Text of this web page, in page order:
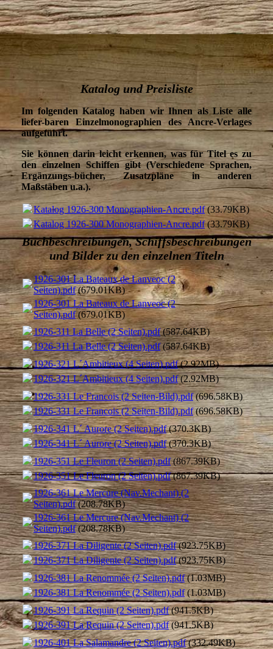
1926-901(1) La Vénus (Seite 1)
Katalog und Preisliste
Im folgenden Katalog haben wir Ihnen als Liste alle
liefer-baren Einzelmonographien des Ancre-Verlages
aufgeführt.
Sie können darin leicht erkennen, was für Titel es zu
den einzelnen Schiffen gibt (Verschiedene Sprachen,
Ergänzungs-bücher, Zusatzpläne in anderen
Maßstäben u.a.).
Katalog 1926-300 Monographien-Ancre.pdf(33.79KB)
Katalog 1926-300 Monographien-Ancre.pdf(33.79KB)
Buchbeschreibungen, Schiffsbeschreibungen
und Bilder zu den einzelnen Titeln
1926-301 La Bateaux de Lanveoc (2
Seiten).pdf(679.01KB)
1926-301 La Bateaux de Lanveoc (2
Seiten).pdf(679.01KB)
1926-311 La Belle (2 Seiten).pdf(587.64KB)
1926-311 La Belle (2 Seiten).pdf(587.64KB)
1926-321 L´Ambitieux (4 Seiten).pdf(2.92MB)
1926-321 L´Ambitieux (4 Seiten).pdf(2.92MB)
1926-331 Le Francois (2 Seiten-Bild).pdf(696.58KB)
1926-331 Le Francois (2 Seiten-Bild).pdf(696.58KB)
1926-341 L´ Aurore (2 Seiten).pdf(370.3KB)
1926-341 L´ Aurore (2 Seiten).pdf(370.3KB)
1926-351 Le Fleuron (2 Seiten).pdf(867.39KB)
1926-351 Le Fleuron (2 Seiten).pdf(867.39KB)
1926-361 Le Mercure (Nav.Mechant) (2
Seiten).pdf(208.78KB)
1926-361 Le Mercure (Nav.Mechant) (2
Seiten).pdf(208.78KB)
1926-371 La Diligente (2 Seiten).pdf(923.75KB)
1926-371 La Diligente (2 Seiten).pdf(923.75KB)
1926-381 La Renommée (2 Seiten).pdf(1.03MB)
1926-381 La Renommée (2 Seiten).pdf(1.03MB)
1926-391 La Requin (2 Seiten).pdf(941.5KB)
1926-391 La Requin (2 Seiten).pdf(941.5KB)
1926-401 La Salamandre (2 Seiten).pdf(332.49KB)